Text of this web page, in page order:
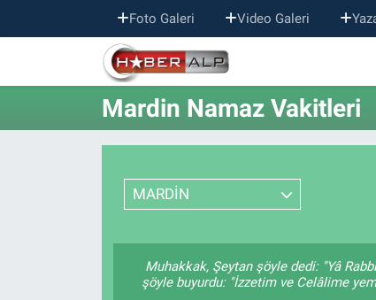
Foto Galeri Video Galeri
Mardin Namaz Vakitleri
MARDİN
Muhakkak, Şeytan şöyle dedi: "Yâ
şöyle buyurdu: "İzzetim ve Celâlime
Nöbetçi Eczaneler
Hava Durumu
Süper Lig Puan Durumu ve Fikstür
Tüm Manşetler
Son Dakika Haberleri